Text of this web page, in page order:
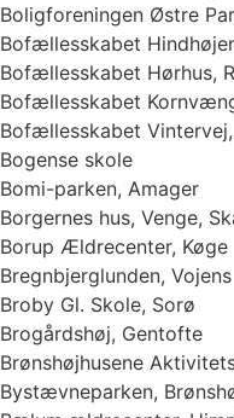
Boligforeningen Østre
Bofællesskabet
Bofællesskabet Hørhus,
Bofællesskabet
Bofællesskabet
Bogense skole
Bomi-parken, Amager
Borgernes hus, Venge,
Borup Ældrecenter, Køge
Bregnbjerglunden, Vojens
Broby Gl. Skole, Sorø
Brogårdshøj, Gentofte
Brønshøjhusene
Bystævneparken,